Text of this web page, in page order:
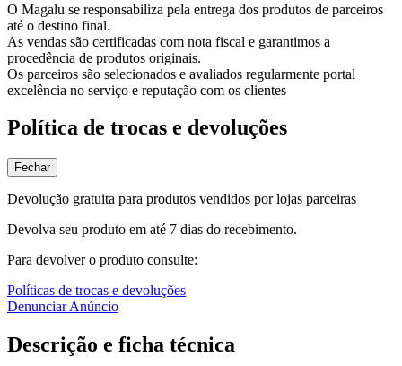
O Magalu se responsabiliza pela entrega dos produtos de parceiros
até o destino final.
As vendas são certificadas com nota fiscal e garantimos a
procedência de produtos originais.
Os parceiros são selecionados e avaliados regularmente portal
excelência no serviço e reputação com os clientes
Política de trocas e devoluções
Fechar
Devolução gratuita para produtos vendidos por lojas parceiras
Devolva seu produto em até 7 dias do recebimento.
Para devolver o produto consulte:
Políticas de trocas e devoluções
Denunciar Anúncio
Descrição e ficha técnica